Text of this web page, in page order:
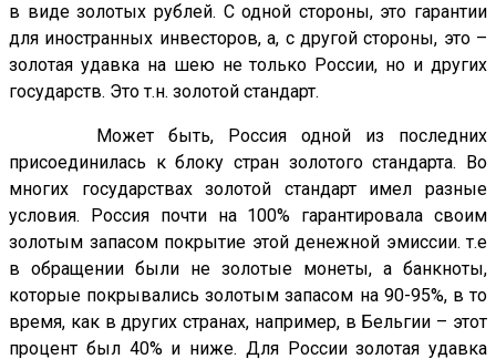
в виде золотых рублей. С одной стороны, это гарантии
для иностранных инвесторов, а, с другой стороны, это –
золотая удавка на шею не только России, но и других
государств. Это т.н. золотой стандарт.
Может быть, Россия одной из последних
присоединилась к блоку стран золотого стандарта. Во
многих государствах золотой стандарт имел разные
условия. Россия почти на 100% гарантировала своим
золотым запасом покрытие этой денежной эмиссии. т.е
в обращении были не золотые монеты, а банкноты,
которые покрывались золотым запасом на 90-95%, в то
время, как в других странах, например, в Бельгии – этот
процент был 40% и ниже. Для России золотая удавка